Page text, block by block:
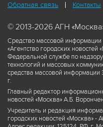
Обратная связь Контакты
© 2013-2026 АГН
Средство массовой
«Агентство городских новостей
Федеральной службе по
технологий и массовых
средства массовой
г.
Главный редактор
новостей «Москва» А.Б.
Учредитель и редакция
городских новостей «Москва» -